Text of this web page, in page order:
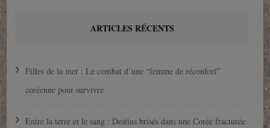
ARTICLES RÉCENTS
Filles de la mer : Le combat d’une “femme de réconfort”
coréenne pour survivre
Entre la terre et le sang : Destins brisés dans une Corée fracturée